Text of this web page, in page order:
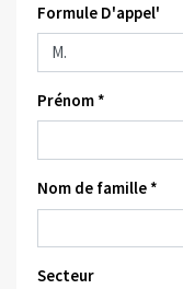
Formule D'appel'
Prénom *
Nom de famille *
Secteur